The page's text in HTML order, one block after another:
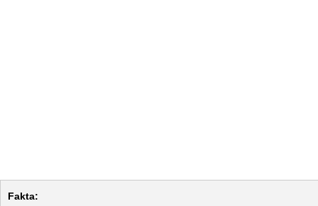
Fakta: